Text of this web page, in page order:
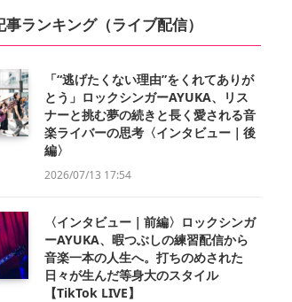
ランキング（ライブ配信）
「“逃げたくない理由”をくれてありが
とう」ロックシンガーAYUKA、リス
ナーと挑む夢の続きと長く愛される音
楽ライバーの思考〈インタビュー｜後
編〉
2026/07/13 17:54
〈インタビュー｜前編〉ロックシンガ
ーAYUKA、暇つぶしの練習配信から
音楽一本の人生へ。打ちのめされた
日々が生んだ等身大のスタイル
【TikTok LIVE】